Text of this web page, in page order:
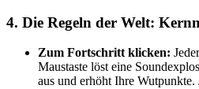
4. Die Regeln der Welt:
Zum Fortschritt klicken:
Maustaste löst eine
aus und erhöht Ihre